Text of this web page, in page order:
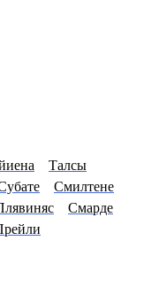
Талсы
Смилтене
Смарде